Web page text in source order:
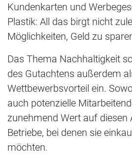
Kundenkarten und
Plastik: All das birgt nicht
Möglichkeiten, Geld zu
Das Thema Nachhaltigkeit
des Gutachtens außerdem
Wettbewerbsvorteil ein.
auch potenzielle
zunehmend Wert auf diesen
Betriebe, bei denen sie
möchten.